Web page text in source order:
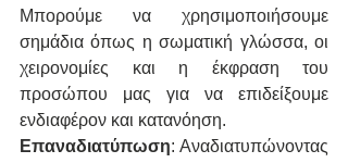
Μπορούμε να χρησιμοποιήσουμε
σημάδια όπως η σωματική γλώσσα, οι
χειρονομίες και η έκφραση του
προσώπου μας για να επιδείξουμε
ενδιαφέρον και κατανόηση.
Επαναδιατύπωση: Αναδιατυπώνοντας